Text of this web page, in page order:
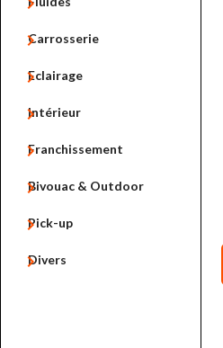
Carrosserie

Eclairage

Intérieur

Franchissement

Bivouac & Outdoor

Pick-up

Divers
